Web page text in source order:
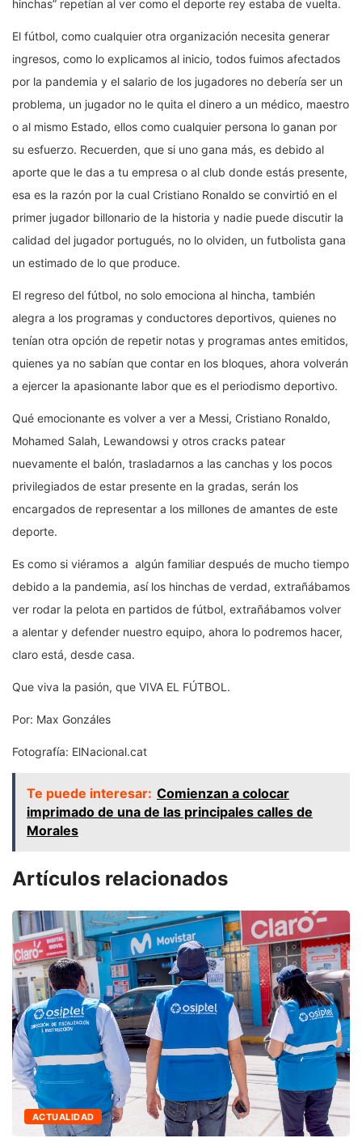
hinchas” repetían al ver como el deporte rey estaba de vuelta.
El fútbol, como cualquier otra organización necesita generar
ingresos, como lo explicamos al inicio, todos fuimos afectados
por la pandemia y el salario de los jugadores no debería ser un
problema, un jugador no le quita el dinero a un médico, maestro
o al mismo Estado, ellos como cualquier persona lo ganan por
su esfuerzo. Recuerden, que si uno gana más, es debido al
aporte que le das a tu empresa o al club donde estás presente,
esa es la razón por la cual Cristiano Ronaldo se convirtió en el
primer jugador billonario de la historia y nadie puede discutir la
calidad del jugador portugués, no lo olviden, un futbolista gana
un estimado de lo que produce.
El regreso del fútbol, no solo emociona al hincha, también
alegra a los programas y conductores deportivos, quienes no
tenían otra opción de repetir notas y programas antes emitidos,
quienes ya no sabían que contar en los bloques, ahora volverán
a ejercer la apasionante labor que es el periodismo deportivo.
Qué emocionante es volver a ver a Messi, Cristiano Ronaldo,
Mohamed Salah, Lewandowsi y otros cracks patear
nuevamente el balón, trasladarnos a las canchas y los pocos
privilegiados de estar presente en la gradas, serán los
encargados de representar a los millones de amantes de este
deporte.
Es como si viéramos a algún familiar después de mucho tiempo
debido a la pandemia, así los hinchas de verdad, extrañábamos
ver rodar la pelota en partidos de fútbol, extrañábamos volver
a alentar y defender nuestro equipo, ahora lo podremos hacer,
claro está, desde casa.
Que viva la pasión, que VIVA EL FÚTBOL.
Por: Max Gonzáles
Fotografía: ElNacional.cat
Te puede interesar: Comienzan a colocar
imprimado de una de las principales calles de
Morales
Artículos relacionados
ACTUALIDAD